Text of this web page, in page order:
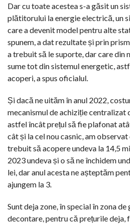
Dar cu toate acestea s-a găsit un
plătitorului la energie electrică, un
care a devenit model pentru alte
spunem, a dat rezultate și prin
a trebuit să le suporte, dar care din
sume tot din sistemul energetic,
acoperi, a spus oficialul.
Și dacă ne uităm în anul 2022,
mecanismul de achiziție centralizat
astfel încât prețul să fie plafonat
cât și la cel nou casnic, am
trebuit să acopere undeva la 14,5
2023 undeva și o să ne închidem
lei, dar anul acesta ne așteptăm
ajungem la 3.
Sunt deja zone, în special în zona de
decontare, pentru că prețurile deja,